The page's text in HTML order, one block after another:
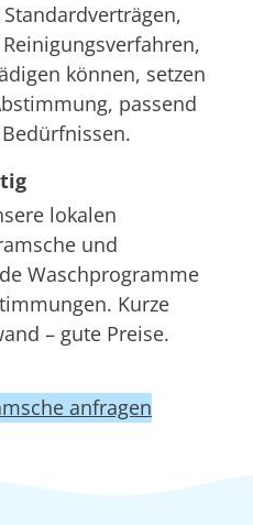
können, setzen
passend
lokalen
und
Waschprogramme
Kurze
– gute Preise.
anfragen